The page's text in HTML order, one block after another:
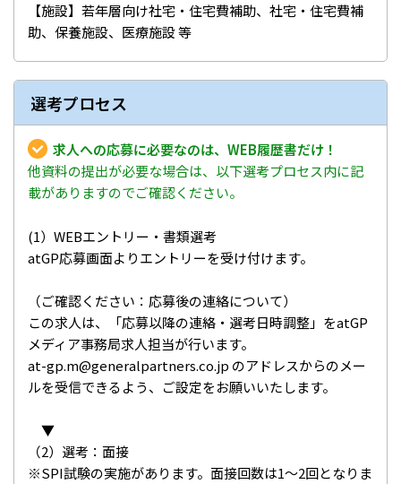
【施設】若年層向け社宅・住宅費補助、社宅・住宅費補
助、保養施設、医療施設 等
選考プロセス
求人への応募に必要なのは、WEB履歴書だけ！
他資料の提出が必要な場合は、以下選考プロセス内に記
載がありますのでご確認ください。
(1）WEBエントリー・書類選考
atGP応募画面よりエントリーを受け付けます。
（ご確認ください：応募後の連絡について）
この求人は、「応募以降の連絡・選考日時調整」をatGP
メディア事務局求人担当が行います。
at-gp.m@generalpartners.co.jp のアドレスからのメー
ルを受信できるよう、ご設定をお願いいたします。
▼
（2）選考：面接
※SPI試験の実施があります。面接回数は1～2回となりま